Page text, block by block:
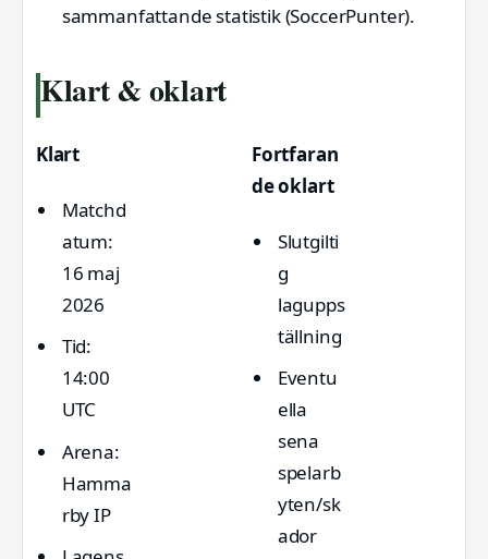
sammanfattande statistik (SoccerPunter).
Klart & oklart
Klart
Matchd
atum:
16 maj
2026
Tid:
14:00
UTC
Arena:
Hamma
rby IP
Fortfaran
de oklart
Slutgilti
g
lagupps
tällning
Eventu
ella
sena
spelarb
yten/sk
ador